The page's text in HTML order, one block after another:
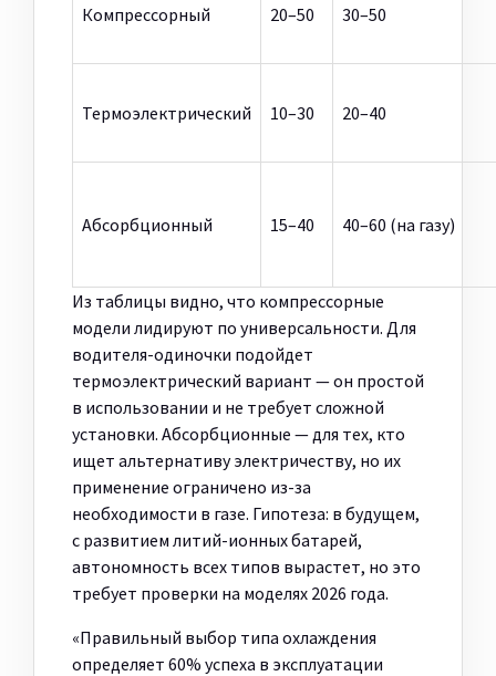
Компрессорный 20–50 30–50
Термоэлектрический 10–30 20–40
Абсорбционный 15–40 40–60 (на газу)
Из таблицы видно, что компрессорные
модели лидируют по универсальности. Для
водителя-одиночки подойдет
термоэлектрический вариант — он простой
в использовании и не требует сложной
установки. Абсорбционные — для тех, кто
ищет альтернативу электричеству, но их
применение ограничено из-за
необходимости в газе. Гипотеза: в будущем,
с развитием литий-ионных батарей,
автономность всех типов вырастет, но это
требует проверки на моделях 2026 года.
«Правильный выбор типа охлаждения
определяет 60% успеха в эксплуатации